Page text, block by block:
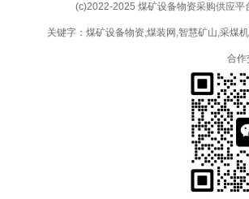
(c)2022-2025 煤矿设备物资采购供应
关键字：煤矿设备物资,煤装网,智慧矿山,采煤
合作